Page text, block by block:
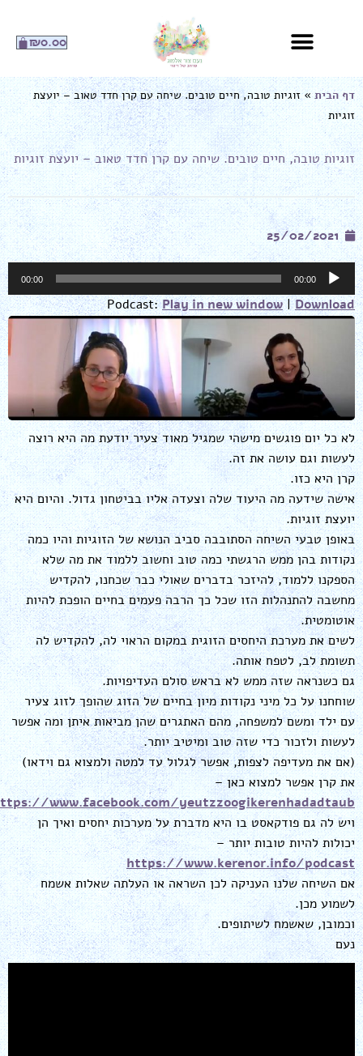
₪0.00 עגלת
קניות
דף הבית»זוגיות טובה, חיים טובים. שיחה עם קרן חדד טאוב – יועצת
זוגיות
זוגיות טובה, חיים טובים. שיחה עם קרן חדד טאוב – יועצת זוגיות
25/02/2021
נגן
אודיו
00:00
00:00
Podcast:Play in new window|Download
לא כל יום פוגשים מישהי שמגיל מאוד צעיר יודעת מה היא רוצה
לעשות וגם עושה את זה.
קרן היא כזו.
אישה שידעה מה היעוד שלה וצעדה אליו בביטחון גדול. והיום היא
יועצת זוגיות.
באופן טבעי השיחה הסתובבה סביב הנושא של הזוגיות והיו כמה
נקודות בהן ממש הרגשתי כמה טוב וחשוב ללמוד את מה שלא
הספקנו ללמוד, להיזכר בדברים שאולי כבר שכחנו, להקדיש
מחשבה להתנהלות הזו שכל כך הרבה פעמים בחיים הופכת להיות
אוטומטית.
לשים את מערכת היחסים הזוגית במקום הראוי לה, להקדיש לה
תשומת לב, לטפח אותה.
גם כשנראה שזה ממש לא בראש סולם העדיפויות.
שוחחנו על כל מיני נקודות מיון בחיים של הזוג שהופך לזוג צעיר
עם ילד ומשם למשפחה, מהם האתגרים שהן מביאות איתן ומה אפשר
לעשות ולזכור כדי שזה טוב ומיטיב יותר.
(אם את מעדיפה לצפות, אפשר לגלול עד למטה ולמצוא גם וידאו)
את קרן אפשר למצוא כאן –
www.facebook.com/yeutzzoogikerenhadadtaub
ויש לה גם פודקאסט בו היא מדברת על מערכות יחסים ואיך הן
יכולות להיות טובות יותר –
https://www.kerenor.info/podcast
אם השיחה שלנו העניקה לכן השראה או העלתה שאלות אשמח
לשמוע מכן.
וכמובן, שאשמח לשיתופים.
נעם